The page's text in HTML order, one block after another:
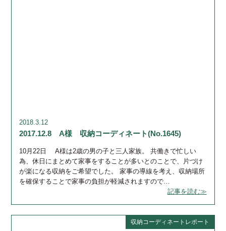
2018.3.12
2017.12.8 A様 収納コーディネート(No.1645)
10月22日 A様は2歳の男の子と三人家族。 共働きで忙しい
為、休日にまとめて家事をすることが多いとのことで、片づけ
が楽になる収納をご希望でした。 家事の導線を考え、収納場所
を確保することで家事の負担が軽減されますので…
記事を読む≫
収納コーディネートレポート